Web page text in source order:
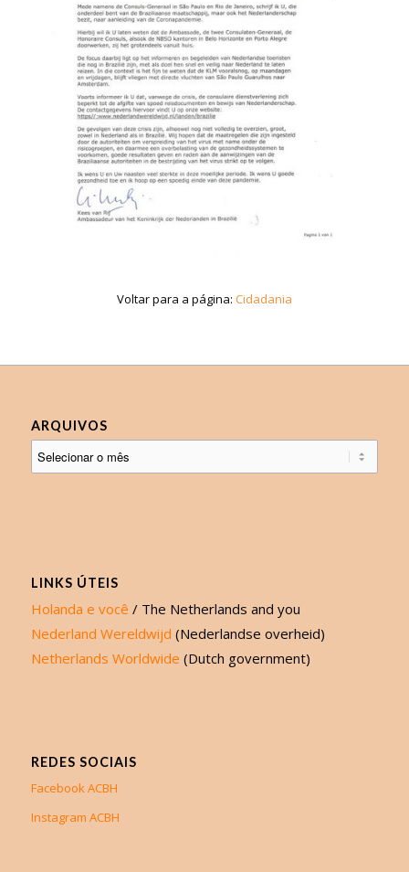
Voltar para a página: Cidadania
ARQUIVOS
LINKS ÚTEIS
Holanda e você / The Netherlands and you
Nederland Wereldwijd (Nederlandse overheid)
Netherlands Worldwide (Dutch government)
REDES SOCIAIS
Facebook ACBH
Instagram ACBH